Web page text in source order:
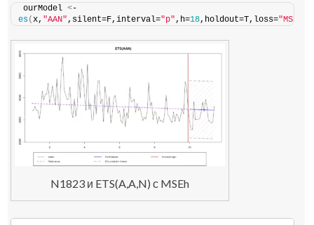
ourModel <
es(x, "AAN",silent=F,interval="p",h=18,holdout=T,loss="MSEh"
N1823 и ETS(A,A,N) с MSEh